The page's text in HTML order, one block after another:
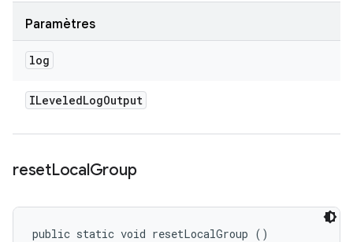
Paramètres
log
ILeveledLogOutput
resetLocalGroup
public static void resetLocalGroup ()